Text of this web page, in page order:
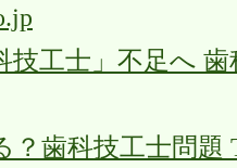
技工士」不足へ
？歯科技工士問題